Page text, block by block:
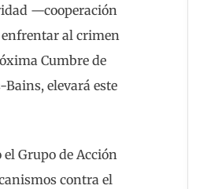
—cooperación
al crimen
Cumbre de
Bains, elevará este
Grupo de Acción
contra el